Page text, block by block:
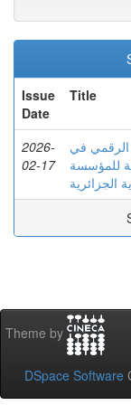
Issue
Date
Title
2026-
02-17
الرقمي في
للمؤسسة
الجزائرية
Theme by
DSpace Software